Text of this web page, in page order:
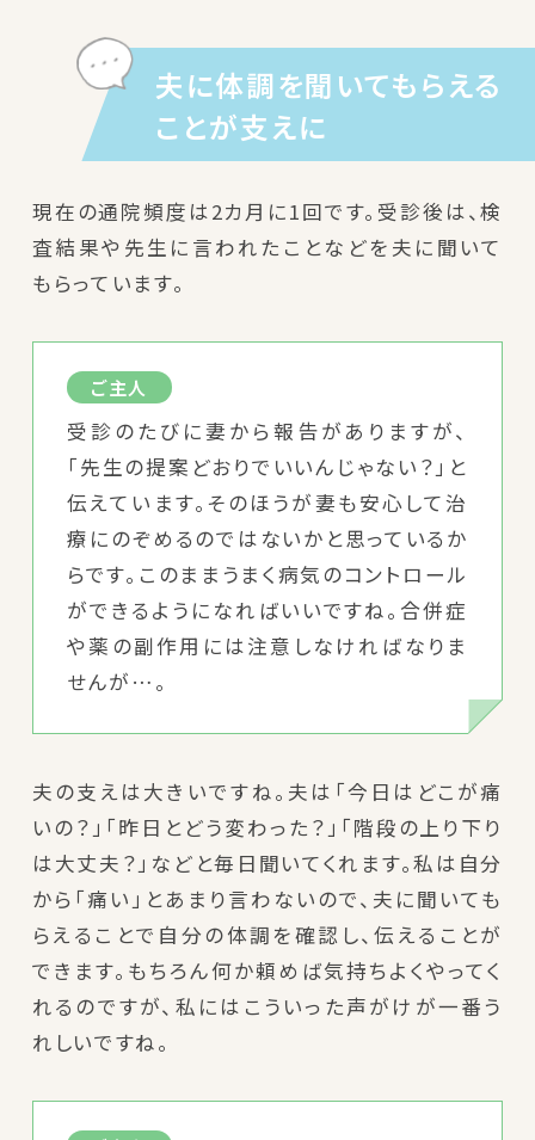
夫に体調を聞いてもらえる
ことが支えに
現在の通院頻度は2カ月に1回です。受診後は、検
査結果や先生に言われたことなどを夫に聞いて
もらっています。
ご主人
受診のたびに妻から報告がありますが、
「先生の提案どおりでいいんじゃない？」と
伝えています。そのほうが妻も安心して治
療にのぞめるのではないかと思っているか
らです。このままうまく病気のコントロール
ができるようになればいいですね。合併症
や薬の副作用には注意しなければなりま
せんが…。
夫の支えは大きいですね。夫は「今日はどこが痛
いの？」「昨日とどう変わった？」「階段の上り下り
は大丈夫？」などと毎日聞いてくれます。私は自分
から「痛い」とあまり言わないので、夫に聞いても
らえることで自分の体調を確認し、伝えることが
できます。もちろん何か頼めば気持ちよくやってく
れるのですが、私にはこういった声がけが一番う
れしいですね。